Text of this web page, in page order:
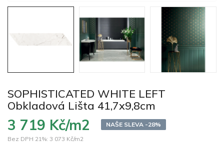
SOPHISTICATED WHITE LEFT
Obkladová Lišta 41,7x9,8cm
3 719 Kč/m2
NAŠE SLEVA -28%
Bez DPH 21%: 3 073 Kč/m2